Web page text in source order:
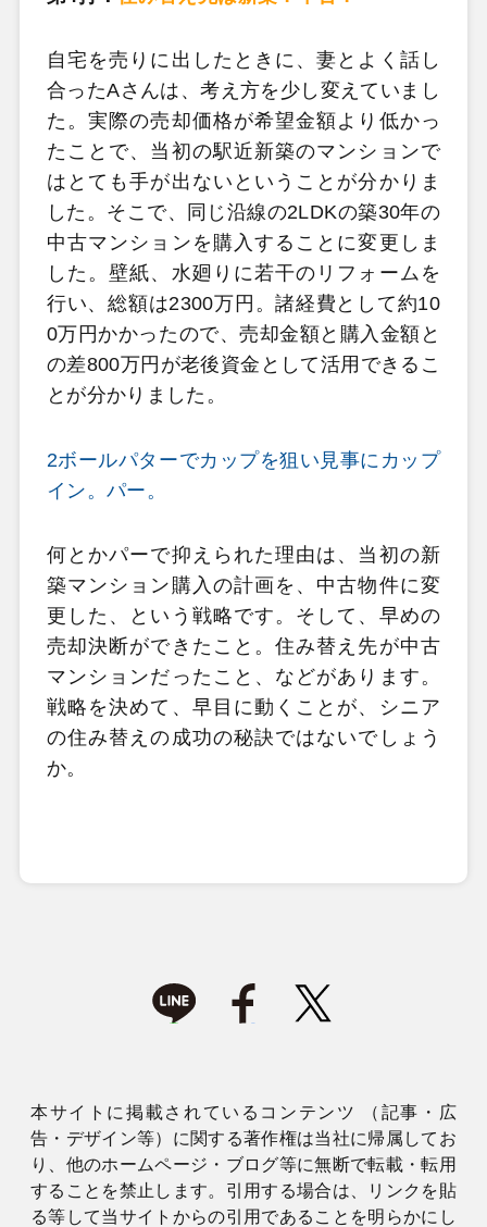
自宅を売りに出したときに、妻とよく話し
合ったAさんは、考え方を少し変えていまし
た。実際の売却価格が希望金額より低かっ
たことで、当初の駅近新築のマンションで
はとても手が出ないということが分かりま
した。そこで、同じ沿線の2LDKの築30年の
中古マンションを購入することに変更しま
した。壁紙、水廻りに若干のリフォームを
行い、総額は2300万円。諸経費として約10
0万円かかったので、売却金額と購入金額と
の差800万円が老後資金として活用できるこ
とが分かりました。
2ボールパターでカップを狙い見事にカップ
イン。パー。
何とかパーで抑えられた理由は、当初の新
築マンション購入の計画を、中古物件に変
更した、という戦略です。そして、早めの
売却決断ができたこと。住み替え先が中古
マンションだったこと、などがあります。
戦略を決めて、早目に動くことが、シニア
の住み替えの成功の秘訣ではないでしょう
か。
本サイトに掲載されているコンテンツ （記事・広
告・デザイン等）に関する著作権は当社に帰属してお
り、他のホームページ・ブログ等に無断で転載・転用
することを禁止します。引用する場合は、リンクを貼
る等して当サイトからの引用であることを明らかにし